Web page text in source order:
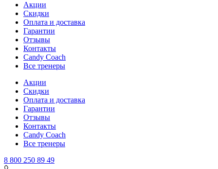
Акции
Скидки
Оплата и доставка
Гарантии
Отзывы
Контакты
Candy Coach
Все тренеры
Акции
Скидки
Оплата и доставка
Гарантии
Отзывы
Контакты
Candy Coach
Все тренеры
8 800 250 89 49